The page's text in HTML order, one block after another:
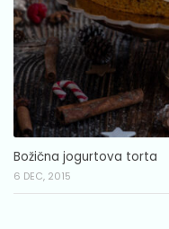
Božična jogurtova torta
6 DEC, 2015